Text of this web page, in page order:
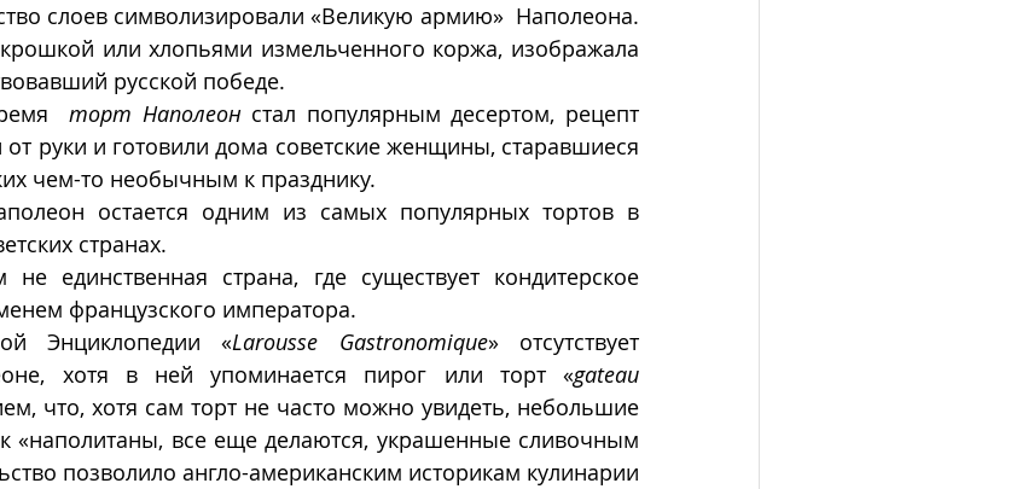
слоев символизировали «Великую армию»  Наполеона.
или хлопьями измельченного коржа, изображала
русской победе.
торт Наполеон стал популярным десертом, рецепт
руки и готовили дома советские женщины, старавшиеся
чем-то необычным к празднику.
остается одним из самых популярных тортов в
странах.
единственная страна, где существует кондитерское
французского императора.
Энциклопедии «Larousse Gastronomique» отсутствует
хотя в ней упоминается пирог или торт «gateau
что, хотя сам торт не часто можно увидеть, небольшие
«наполитаны, все еще делаются, украшенные сливочным
позволило англо-американским историкам кулинарии